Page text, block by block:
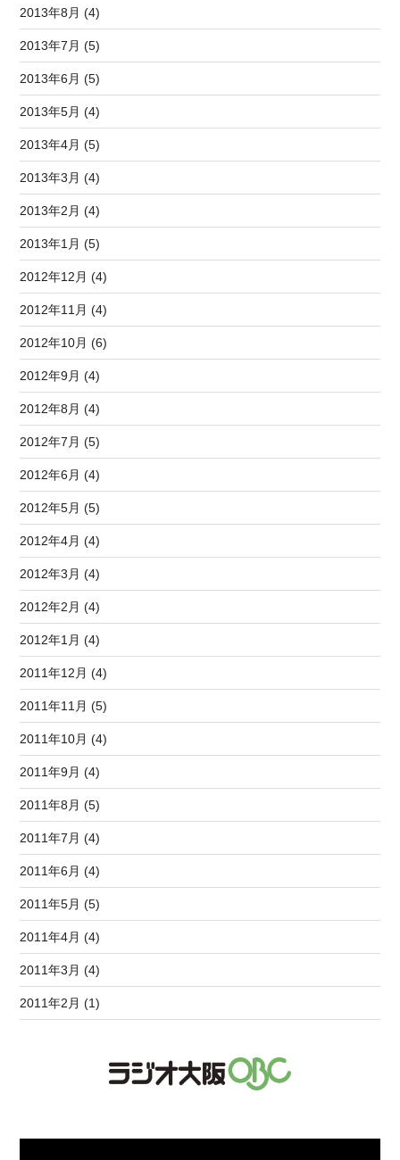
2013年8月 (4)
2013年7月 (5)
2013年6月 (5)
2013年5月 (4)
2013年4月 (5)
2013年3月 (4)
2013年2月 (4)
2013年1月 (5)
2012年12月 (4)
2012年11月 (4)
2012年10月 (6)
2012年9月 (4)
2012年8月 (4)
2012年7月 (5)
2012年6月 (4)
2012年5月 (5)
2012年4月 (4)
2012年3月 (4)
2012年2月 (4)
2012年1月 (4)
2011年12月 (4)
2011年11月 (5)
2011年10月 (4)
2011年9月 (4)
2011年8月 (5)
2011年7月 (4)
2011年6月 (4)
2011年5月 (5)
2011年4月 (4)
2011年3月 (4)
2011年2月 (1)